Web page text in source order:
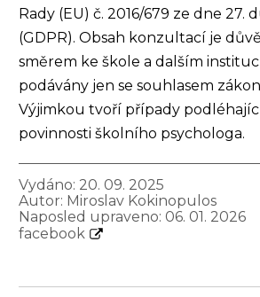
Rady (EU) č. 2016/679 ze dne 27.
(GDPR). Obsah konzultací je
směrem ke škole a dalším
podávány jen se souhlasem
Výjimkou tvoří případy
povinnosti školního psychologa.
Vydáno: 20. 09. 2025
Autor: Miroslav Kokinopulos
Naposled upraveno: 06. 01. 2026
facebook